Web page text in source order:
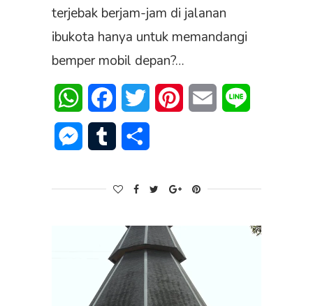
terjebak berjam-jam di jalanan
ibukota hanya untuk memandangi
bemper mobil depan?…
WhatsAppFacebookTwitter PinterestEmail
Messenger
Tumblr